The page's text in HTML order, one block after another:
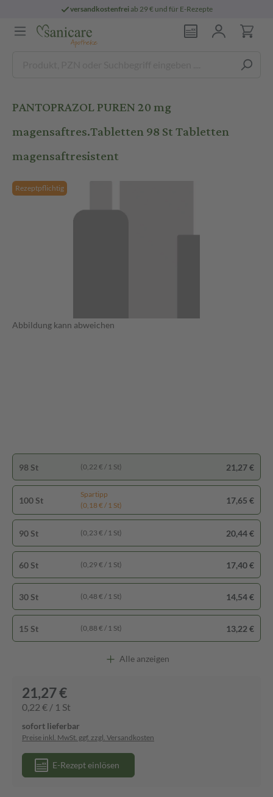
versandkostenfreiab 29 € und für E-Rezepte
PANTOPRAZOL PUREN 20 mg
magensaftres.Tabletten 98 St Tabletten
magensaftresistent
Rezeptpflichtig
Abbildung kann abweichen
100 St
Spartipp
(0,18 € / 1 St)
17,65 €
98 St (0,22 € / 1 St) 21,27 €
90 St (0,23 € / 1 St) 20,44 €
60 St (0,29 € / 1 St) 17,40 €
30 St (0,48 € / 1 St) 14,54 €
15 St (0,88 € / 1 St) 13,22 €
Alle anzeigen
21,27 €
0,22 € / 1 St
sofort lieferbar
Preise inkl. MwSt. ggf. zzgl. Versandkosten
E-Rezept einlösen